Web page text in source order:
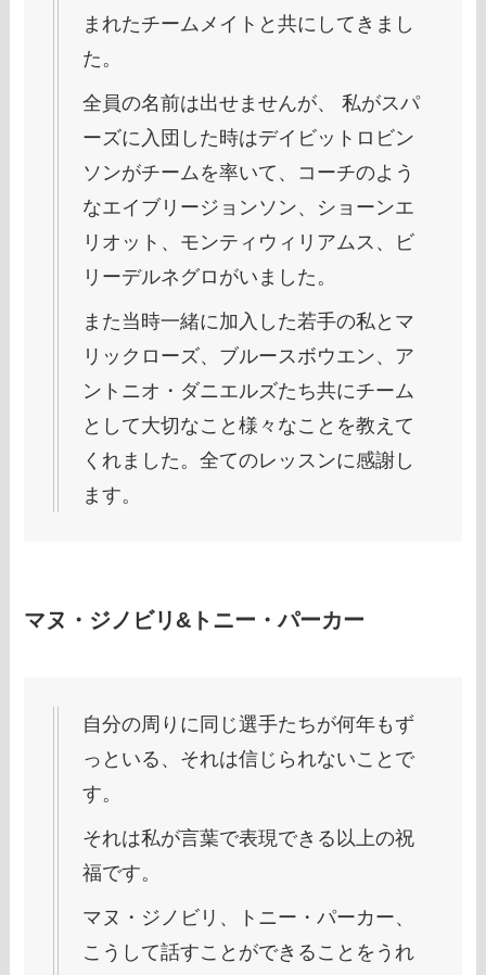
まれたチームメイトと共にしてきまし
た。
全員の名前は出せませんが、 私がスパ
ーズに入団した時はデイビットロビン
ソンがチームを率いて、コーチのよう
なエイブリージョンソン、ショーンエ
リオット、モンティウィリアムス、ビ
リーデルネグロがいました。
また当時一緒に加入した若手の私とマ
リックローズ、ブルースボウエン、ア
ントニオ・ダニエルズたち共にチーム
として大切なこと様々なことを教えて
くれました。全てのレッスンに感謝し
ます。
マヌ・ジノビリ&トニー・パーカー
自分の周りに同じ選手たちが何年もず
っといる、それは信じられないことで
す。
それは私が言葉で表現できる以上の祝
福です。
マヌ・ジノビリ、トニー・パーカー、
こうして話すことができることをうれ